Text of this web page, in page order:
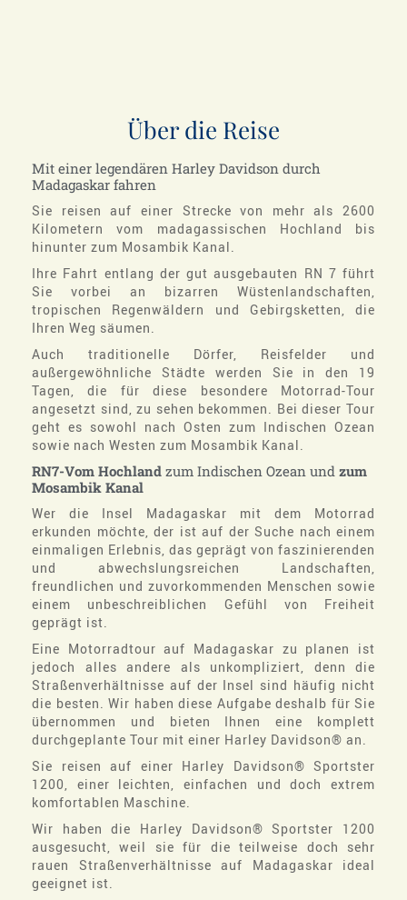
Über die Reise
Mit einer legendären Harley Davidson durch
Madagaskar fahren
Sie reisen auf einer Strecke von mehr als 2600
Kilometern vom madagassischen Hochland bis
hinunter zum Mosambik Kanal.
Ihre Fahrt entlang der gut ausgebauten RN 7 führt
Sie vorbei an bizarren Wüstenlandschaften,
tropischen Regenwäldern und Gebirgsketten, die
Ihren Weg säumen.
Auch traditionelle Dörfer, Reisfelder und
außergewöhnliche Städte werden Sie in den 19
Tagen, die für diese besondere Motorrad-Tour
angesetzt sind, zu sehen bekommen. Bei dieser Tour
geht es sowohl nach Osten zum Indischen Ozean
sowie nach Westen zum Mosambik Kanal.
RN7-Vom Hochland zum Indischen Ozean und zum
Mosambik Kanal
Wer die Insel Madagaskar mit dem Motorrad
erkunden möchte, der ist auf der Suche nach einem
einmaligen Erlebnis, das geprägt von faszinierenden
und abwechslungsreichen Landschaften,
freundlichen und zuvorkommenden Menschen sowie
einem unbeschreiblichen Gefühl von Freiheit
geprägt ist.
Eine Motorradtour auf Madagaskar zu planen ist
jedoch alles andere als unkompliziert, denn die
Straßenverhältnisse auf der Insel sind häufig nicht
die besten. Wir haben diese Aufgabe deshalb für Sie
übernommen und bieten Ihnen eine komplett
durchgeplante Tour mit einer Harley Davidson® an.
Sie reisen auf einer Harley Davidson® Sportster
1200, einer leichten, einfachen und doch extrem
komfortablen Maschine.
Wir haben die Harley Davidson® Sportster 1200
ausgesucht, weil sie für die teilweise doch sehr
rauen Straßenverhältnisse auf Madagaskar ideal
geeignet ist.